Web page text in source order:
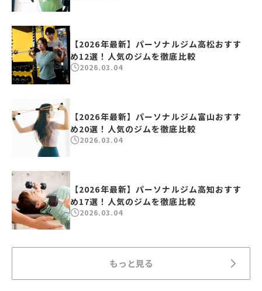
【2026年最新】パーソナルジム高松おすす
め12選！人気のジムを徹底比較
2026.03.04
【2026年最新】パーソナルジム富山おすす
め20選！人気のジムを徹底比較
2026.03.04
【2026年最新】パーソナルジム高知おすす
め17選！人気のジムを徹底比較
2026.03.04
もっと見る